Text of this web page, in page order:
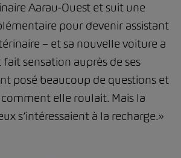
Aarau-Ouest et suit une
pour devenir assistant
– et sa nouvelle voiture a
sensation auprès de ses
posé beaucoup de questions et
elle roulait. Mais la
s’intéressaient à la recharge.»